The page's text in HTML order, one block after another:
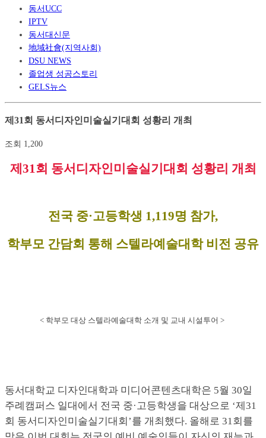
동서UCC
IPTV
동서대신문
地域社會(지역사회)
DSU NEWS
졸업생 성공스토리
GELS뉴스
제31회 동서디자인미술실기대회 성황리 개최
조회 1,200
제 31회 동서디자인미술실기대회 성황리 개최
전국 중·고등학생 1,119명 참가,
학부모 간담회 통해 스텔라예술대학 비전 공유
< 학부모 대상 스텔라예술대학 소개 및 교내 시설투어 >
동서대학교 디자인대학과 미디어콘텐츠대학은 5월 30일
주례캠퍼스 일대에서 전국 중·고등학생을 대상으로 ‘제31
회 동서디자인미술실기대회’를 개최했다. 올해로 31회를